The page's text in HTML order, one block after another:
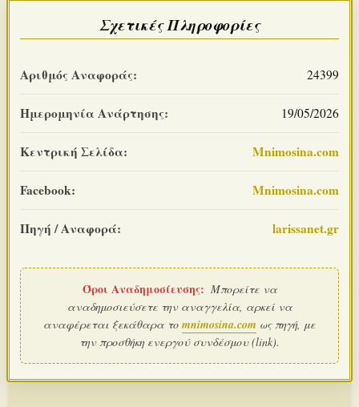
Σχετικές Πληροφορίες
Αριθμός Αναφοράς: 24399
Ημερομηνία Ανάρτησης: 19/05/2026
Κεντρική Σελίδα: Mnimosina.com
Facebook: Mnimosina.com
Πηγή / Αναφορά: larissanet.gr
Όροι Αναδημοσίευσης: Μπορείτε να
αναδημοσιεύσετε την αναγγελία, αρκεί να
αναφέρεται ξεκάθαρα το mnimosina.com ως πηγή, με
την προσθήκη ενεργού συνδέσμου (link).